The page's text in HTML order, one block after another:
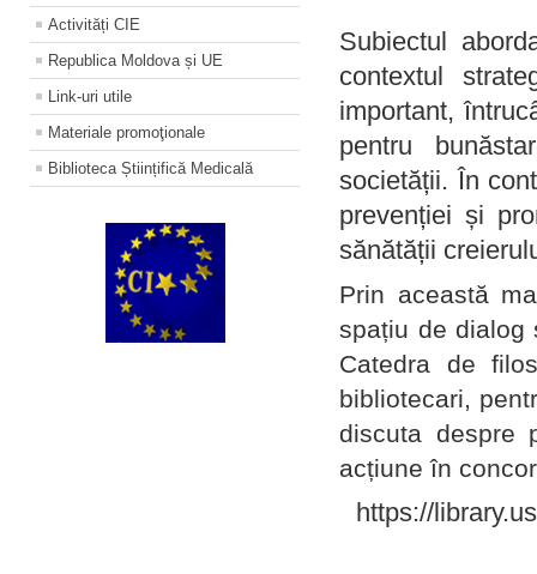
Activități CIE
Republica Moldova și UE
Link-uri utile
Materiale promoţionale
Biblioteca Științifică Medicală
Subiectul
contextul
important,
pentru
societății. În
prevenției și
sănătății
Prin această
spațiu de dialog
Catedra de
bibliotecari,
discuta despre
acțiune în
https://